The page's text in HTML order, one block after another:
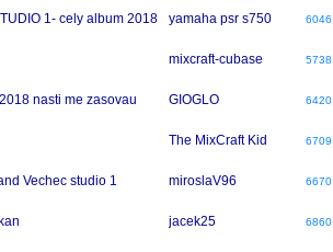
1- cely album 2018 yamaha psr s750 6046
mixcraft-cubase 5738
nasti me zasovau GIOGLO 6420
The MixCraft Kid 6709
Vechec studio 1
miroslaV96 6670
jacek25 6860